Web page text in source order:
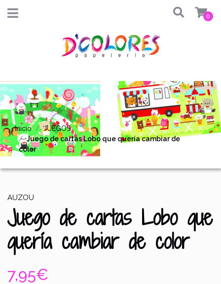
0
Inicio
JUEGOS
Juego de cartas Lobo que quería cambiar de
color
AUZOU
Juego de cartas Lobo que
quería cambiar de color
7,95€